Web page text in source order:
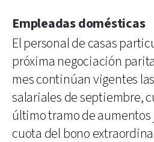
Empleadas domésticas
El personal de casas
próxima negociación
mes continúan vigentes
salariales de septiembre,
último tramo de
cuota del bono